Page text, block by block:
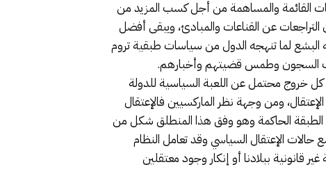
القائمة والمساهمة من أجل كسب المزيد من
عن القناعات والمبادئ، ويبقى أفضل
البشع لما تنهجه الدول من سياسات طبقية تروم
السجون وطمس قضيتهم وأخبارهم.
خروج محتمل عن اللعبة السياسية للدولة
ومن وجهة نظر الماركسيين فالإعتقال
الطبقة الحاكمة وهو وفق هذا المنطلق شكل من
الإعتقال السياسي وقد تعامل النظام
ببلادنا أو إنكار وجود معتقلين